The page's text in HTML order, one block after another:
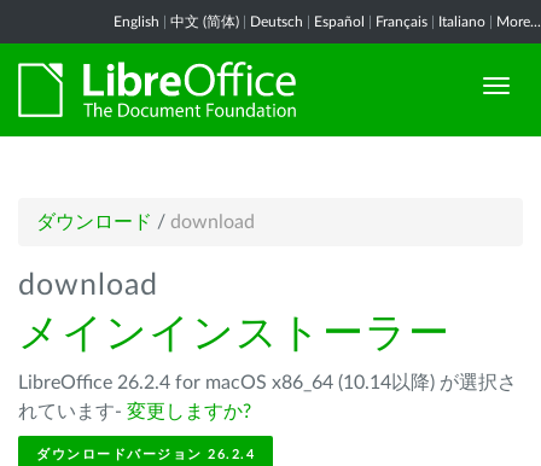
English 中文 (简体) Deutsch Español Français Italiano More...
ダウンロード / download
download
メインインストーラー
LibreOffice 26.2.4 for macOS x86_64 (10.14以降) が選択さ
れています- 変更しますか?
ダウンロードバージョン 26.2.4